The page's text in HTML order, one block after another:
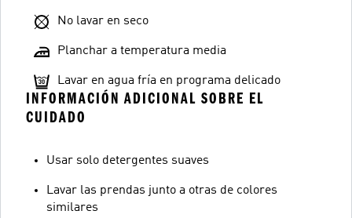
No lavar en seco
Planchar a temperatura media
Lavar en agua fría en programa delicado
INFORMACIÓN ADICIONAL SOBRE EL
CUIDADO
Usar solo detergentes suaves
Lavar las prendas junto a otras de colores
similares